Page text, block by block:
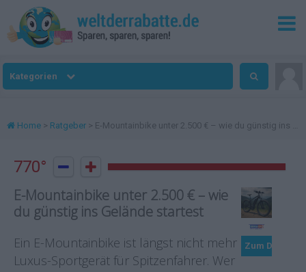
Kategorien
Home > Ratgeber > E-Mountainbike unter 2.500 € – wie du günstig ins Gelände startest
770°  
E-Mountainbike unter 2.500 € – wie
du günstig ins Gelände startest
Ein E-Mountainbike ist längst nicht mehr
Luxus-Sportgerät für Spitzenfahrer. Wer
Zum Deal